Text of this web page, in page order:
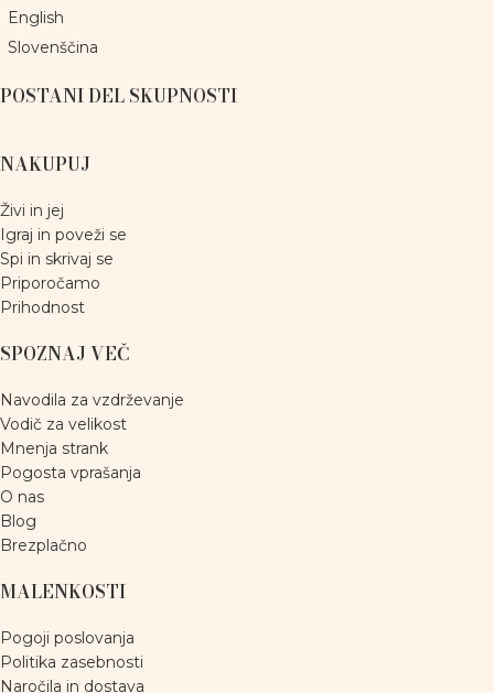
English
Slovenščina
POSTANI DEL SKUPNOSTI
NAKUPUJ
Živi in jej
Igraj in poveži se
Spi in skrivaj se
Priporočamo
Prihodnost
SPOZNAJ VEČ
Navodila za vzdrževanje
Vodič za velikost
Mnenja strank
Pogosta vprašanja
O nas
Blog
Brezplačno
MALENKOSTI
Pogoji poslovanja
Politika zasebnosti
Naročila in dostava